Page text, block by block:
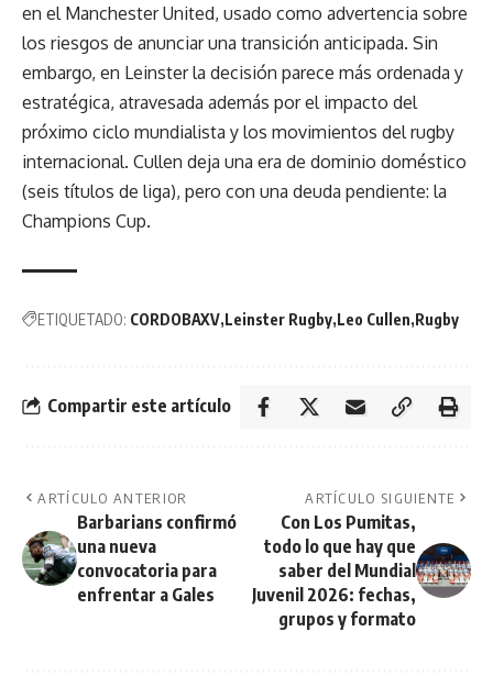
en el Manchester United, usado como advertencia sobre
los riesgos de anunciar una transición anticipada. Sin
embargo, en Leinster la decisión parece más ordenada y
estratégica, atravesada además por el impacto del
próximo ciclo mundialista y los movimientos del rugby
internacional. Cullen deja una era de dominio doméstico
(seis títulos de liga), pero con una deuda pendiente: la
Champions Cup.
ETIQUETADO: CORDOBAXV Leinster Rugby Leo Cullen Rugby
Compartir este artículo
ARTÍCULO ANTERIOR
Barbarians confirmó
una nueva
convocatoria para
enfrentar a Gales
ARTÍCULO SIGUIENTE
Con Los Pumitas,
todo lo que hay que
saber del Mundial
Juvenil 2026: fechas,
grupos y formato